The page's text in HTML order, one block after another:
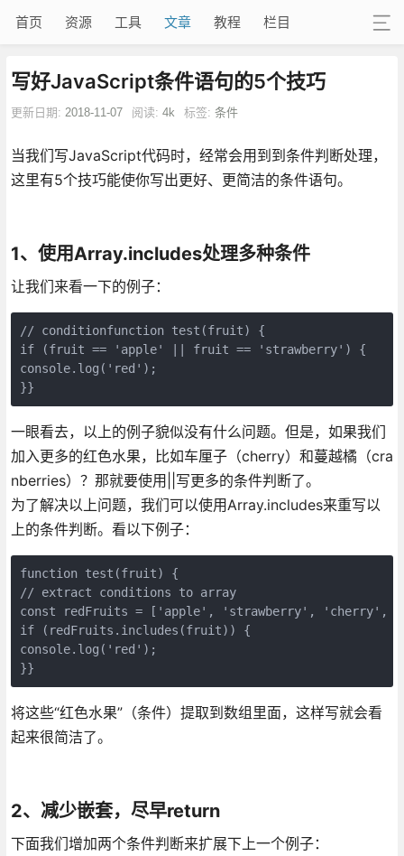
首页 资源 工具 文章 教程 栏目
写好JavaScript条件语句的5个技巧
更新日期: 2018-11-07 阅读: 4k 标签: 条件
当我们写JavaScript代码时，经常会用到到条件判断处理，
这里有5个技巧能使你写出更好、更简洁的条件语句。
1、使用Array.includes处理多种条件
让我们来看一下的例子：
// conditionfunction test(fruit) {
if (fruit == 'apple' || fruit == 'strawberry') {
console.log('red');
}}
一眼看去，以上的例子貌似没有什么问题。但是，如果我们
加入更多的红色水果，比如车厘子（cherry）和蔓越橘（cra
nberries）？那就要使用||写更多的条件判断了。
为了解决以上问题，我们可以使用Array.includes来重写以
上的条件判断。看以下例子：
function test(fruit) {
// extract conditions to array
const redFruits = ['apple', 'strawberry', 'cherry',
if (redFruits.includes(fruit)) {
console.log('red');
}}
将这些“红色水果”（条件）提取到数组里面，这样写就会看
起来很简洁了。
2、减少嵌套，尽早return
下面我们增加两个条件判断来扩展下上一个例子：